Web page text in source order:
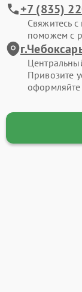
+7 (835)
Свяжитесь
поможем с
Привозите
оформляйте